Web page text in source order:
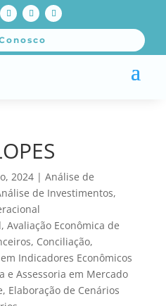
2024| Análise de
de Investimentos,
, Avaliação Econômica de
, Conciliação,
Indicadores Econômicos
e Assessoria em Mercado
, Elaboração de Cenários